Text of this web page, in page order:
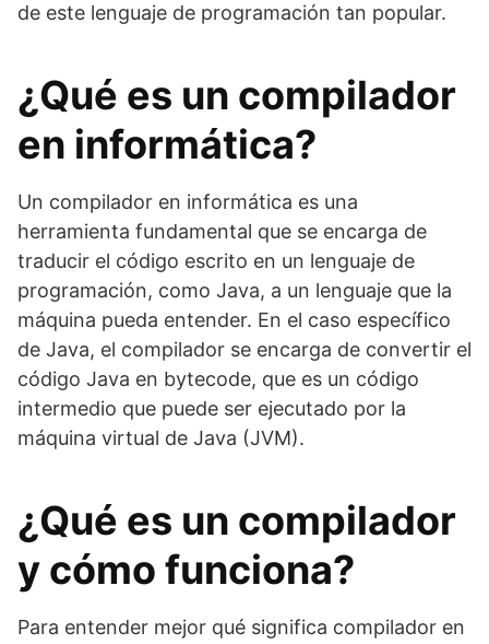
de este lenguaje de programación tan popular.
¿Qué es un compilador
en informática?
Un compilador en informática es una
herramienta fundamental que se encarga de
traducir el código escrito en un lenguaje de
programación, como Java, a un lenguaje que la
máquina pueda entender. En el caso específico
de Java, el compilador se encarga de convertir el
código Java en bytecode, que es un código
intermedio que puede ser ejecutado por la
máquina virtual de Java (JVM).
¿Qué es un compilador
y cómo funciona?
Para entender mejor qué significa compilador en